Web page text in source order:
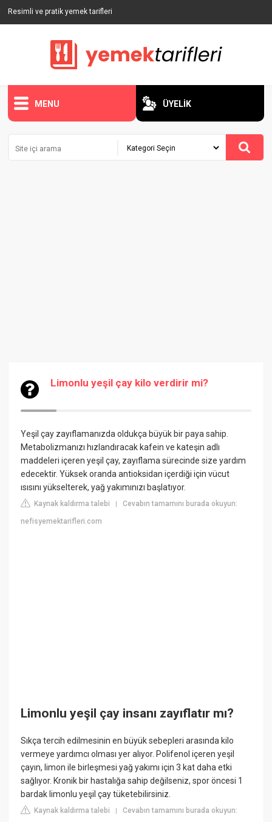
Resimli ve pratik yemek tarifleri
MENU ÜYELİK
Limonlu yeşil çay kilo verdirir mi?
Yeşil çay zayıflamanızda oldukça büyük bir paya sahip.
Metabolizmanızı hızlandıracak kafein ve kateşin adlı
maddeleri içeren yeşil çay, zayıflama sürecinde size yardım
edecektir. Yüksek oranda antioksidan içerdiği için vücut
ısısını yükselterek, yağ yakımınızı başlatıyor.
Kaynak kaldırma talebi |Cevabın tamamını burada okuyun:
nefisyemektarifleri.com
Limonlu yeşil çay insanı zayıflatır mı?
Sıkça tercih edilmesinin en büyük sebepleri arasında kilo
vermeye yardımcı olması yer alıyor. Polifenol içeren yeşil
çayın, limon ile birleşmesi yağ yakımı için 3 kat daha etki
sağlıyor. Kronik bir hastalığa sahip değilseniz, spor öncesi 1
bardak limonlu yeşil çay tüketebilirsiniz.
Kaynak kaldırma talebi |Cevabın tamamını burada okuyun: